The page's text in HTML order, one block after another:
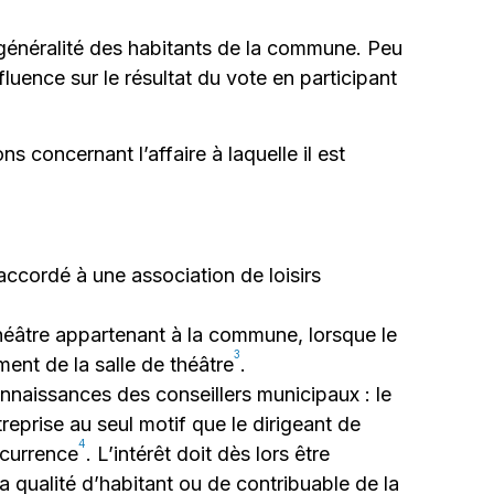
des habitants de la commune. Peu
sur le résultat du vote en participant
concernant l’affaire à laquelle il est
à une association de loisirs
appartenant à la commune, lorsque le
de la salle de théâtre3.
des conseillers municipaux : le
au seul motif que le dirigeant de
4. L’intérêt doit dès lors être
qualité d’habitant ou de contribuable de la